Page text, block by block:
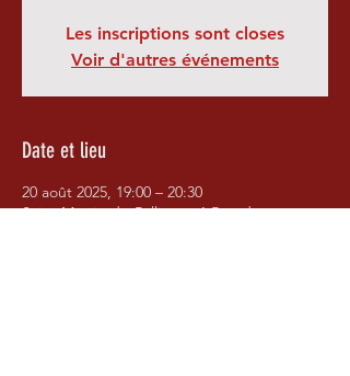
Les inscriptions sont closes
Voir d'autres événements
Date et lieu
20 août 2025, 19:00 – 20:30
Saint-Martin-de-Pallières, 1 Rue de